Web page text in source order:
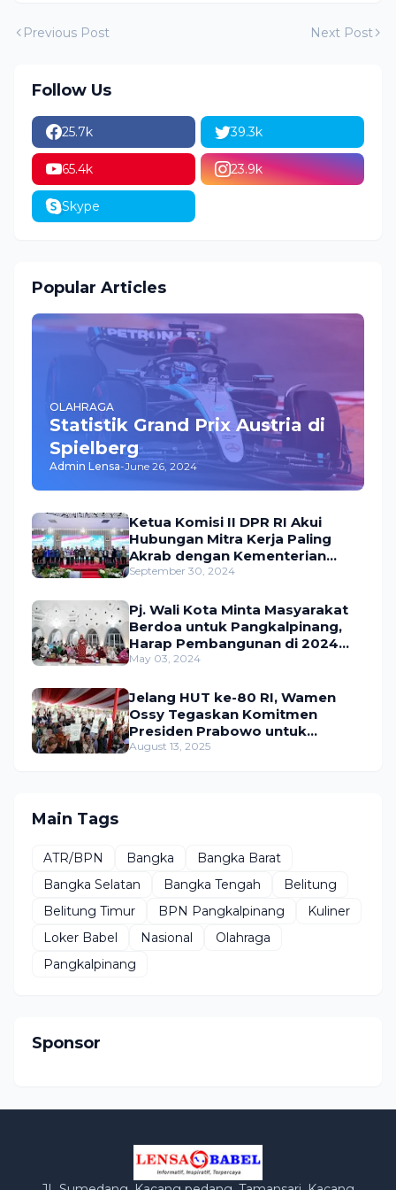
Previous Post Next Post
Follow Us
25.7k 39.3k
65.4k 23.9k
Skype
Popular Articles
OLAHRAGA
Statistik Grand Prix Austria di
Spielberg
Admin Lensa-June 26, 2024
Ketua Komisi II DPR RI Akui
Hubungan Mitra Kerja Paling
Akrab dengan Kementerian
ATR/BPN
September 30, 2024
Pj. Wali Kota Minta Masyarakat
Berdoa untuk Pangkalpinang,
Harap Pembangunan di 2024
Berjalan Lancar
May 03, 2024
Jelang HUT ke-80 RI, Wamen
Ossy Tegaskan Komitmen
Presiden Prabowo untuk
Menyejahterakan Rakyat
August 13, 2025
Main Tags
ATR/BPN Bangka
Bangka Barat
Bangka Selatan
Bangka Tengah
Belitung
Belitung Timur
BPN Pangkalpinang
Kuliner
Loker Babel
Nasional
Olahraga
Pangkalpinang
Sponsor